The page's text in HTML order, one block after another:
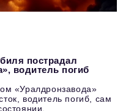
пострадал
водитель погиб
«Уралдронзавода»
водитель погиб, сам